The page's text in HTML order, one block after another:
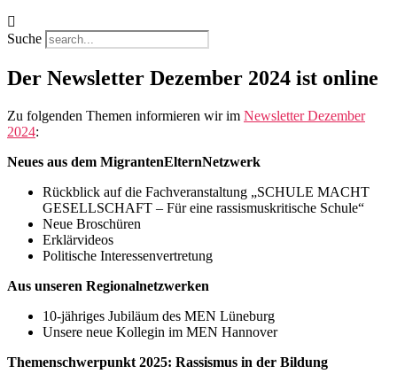
Suche
Der Newsletter Dezember 2024 ist online
Zu folgenden Themen informieren wir im Newsletter Dezember
2024:
Neues aus dem MigrantenElternNetzwerk
Rückblick auf die Fachveranstaltung „SCHULE MACHT
GESELLSCHAFT – Für eine rassismuskritische Schule“
Neue Broschüren
Erklärvideos
Politische Interessenvertretung
Aus unseren Regionalnetzwerken
10-jähriges Jubiläum des MEN Lüneburg
Unsere neue Kollegin im MEN Hannover
Themenschwerpunkt 2025: Rassismus in der Bildung